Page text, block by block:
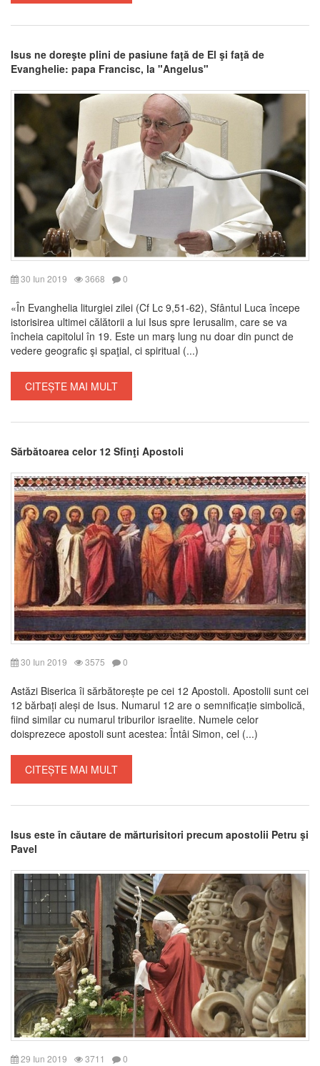
Isus ne doreşte plini de pasiune faţă de El şi faţă de
Evanghelie: papa Francisc, la "Angelus"
30 Iun 2019 3668 0
«În Evanghelia liturgiei zilei (Cf Lc 9,51-62), Sfântul Luca începe
istorisirea ultimei călătorii a lui Isus spre Ierusalim, care se va
încheia capitolul în 19. Este un marş lung nu doar din punct de
vedere geografic şi spaţial, ci spiritual (...)
CITEȘTE MAI MULT
Sărbătoarea celor 12 Sfinţi Apostoli
30 Iun 2019 3575 0
Astăzi Biserica îi sărbătorește pe cei 12 Apostoli. Apostolii sunt cei
12 bărbați aleși de Isus. Numarul 12 are o semnificație simbolică,
fiind similar cu numarul triburilor israelite. Numele celor
doisprezece apostoli sunt acestea: Întâi Simon, cel (...)
CITEȘTE MAI MULT
Isus este în căutare de mărturisitori precum apostolii Petru şi
Pavel
29 Iun 2019 3711 0